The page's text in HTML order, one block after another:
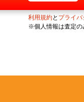
利用規約と プライ
※個人情報は査定の